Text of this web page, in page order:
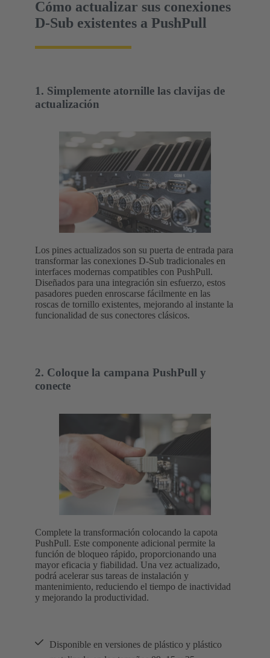
Cómo actualizar sus conexiones
D-Sub existentes a PushPull
1. Simplemente atornille las clavijas de
actualización
Los pines actualizados son su puerta de entrada para
transformar las conexiones D-Sub tradicionales en
interfaces modernas compatibles con PushPull.
Diseñados para una integración sin esfuerzo, estos
pasadores pueden enroscarse fácilmente en las
roscas de tornillo existentes, mejorando al instante la
funcionalidad de sus conectores clásicos.
2. Coloque la campana PushPull y
conecte
Complete la transformación colocando la capota
PushPull. Este componente adicional permite la
función de bloqueo rápido, proporcionando una
mayor eficacia y fiabilidad. Una vez actualizado,
podrá acelerar sus tareas de instalación y
mantenimiento, reduciendo el tiempo de inactividad
y mejorando la productividad.
Disponible en versiones de plástico y plástico